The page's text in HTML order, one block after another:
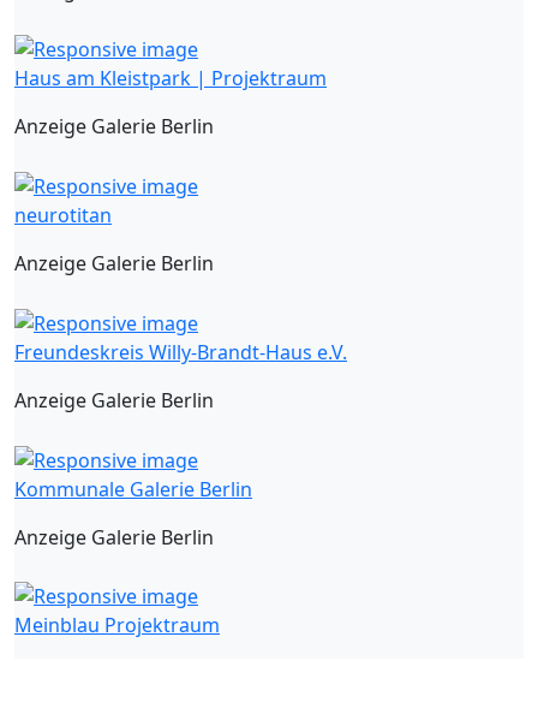
Haus am Kleistpark | Projektraum
Anzeige Galerie Berlin
neurotitan
Anzeige Galerie Berlin
Freundeskreis Willy-Brandt-Haus e.V.
Anzeige Galerie Berlin
Kommunale Galerie Berlin
Anzeige Galerie Berlin
Meinblau Projektraum